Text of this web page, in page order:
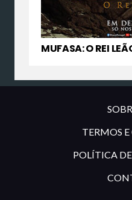
MUFASA: O REI
TERMOS
POLÍTICA